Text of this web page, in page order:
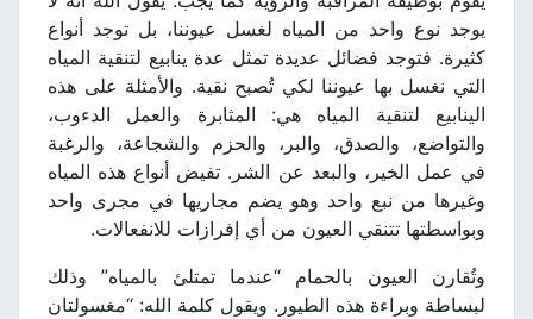
يوجد نوع واحد من المياه لغسل عيوننا، بل توجد أنواع
كثيرة. فتوجد فضائل عديدة تمثل عدة ينابيع لتنقية المياه
التي نغسل بها عيوننا لكي تُصبح نقية. والأمثلة على هذه
الينابيع لتنقية المياه هي: المثابرة والعمل الدءوب،
والتواضع، والصدق، والبر، والحزم والشجاعة، والرغبة
في عمل الخير، والبعد عن الشر. تفيض أنواع هذه المياه
وغيرها من نبع واحد وهو يضم مجاريها في مجرى واحد
وبواسطتها تتنقي العيون من أي إفرازات للانفعالات.
وتُقارن العيون بالحمام “عندما تمتلئ بالمياه” وذلك
لبساطة وبراءة هذه الطيور. ويقول كلمة الله: “مغسولتان